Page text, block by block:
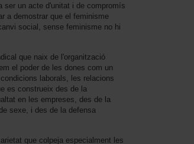
ser un acte d'unitat i de compromís
a demostrar que el feminisme
social, sense feminisme no hi
que naix de l'organització
el poder de les dones com un
laborals, les relacions
es construeix des de la
en les empreses, des de la
sexe, i des de la defensa
que colpeja especialment les